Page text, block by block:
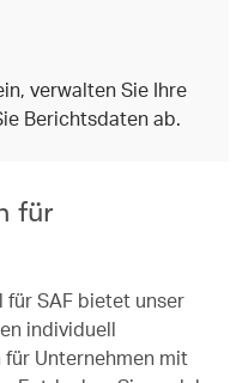
verwalten Sie Ihre
Berichtsdaten ab.
für
für SAF bietet unser
individuell
Unternehmen mit